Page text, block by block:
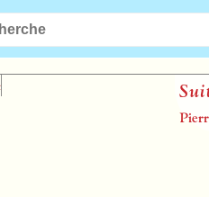
Suite
Pierre-